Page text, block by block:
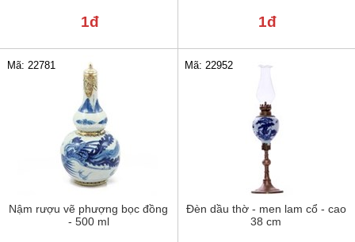
1đ 1đ
Nậm rượu vẽ phượng bọc đồng
- 500 ml
Mã: 22781
Đèn dầu thờ - men lam cổ - cao
38 cm
Mã: 22952